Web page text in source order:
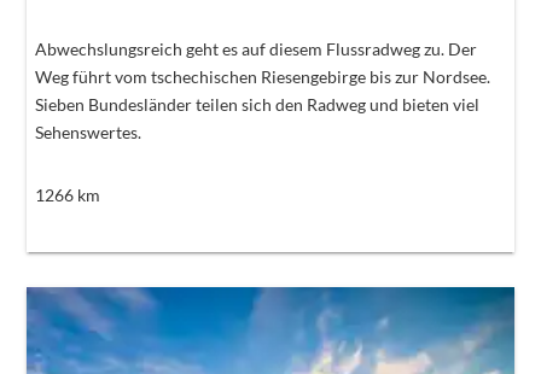
Abwechslungsreich geht es auf diesem Flussradweg zu. Der
Weg führt vom tschechischen Riesengebirge bis zur Nordsee.
Sieben Bundesländer teilen sich den Radweg und bieten viel
Sehenswertes.
1266km